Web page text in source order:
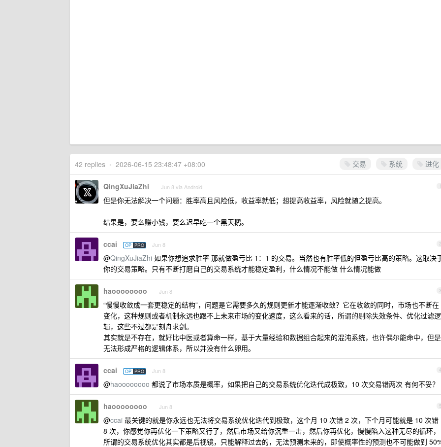
交易 系统 进化
42 replies • 2026-06-15 23:48:47 +08:00
1
QingXuJiaZhi Jun 8 via Android
但是你无法解决一个问题：胜率高且风险低，收益率就低；想提高收益率，风险就随之提高。
结果是，要么赚小钱，要么迟早吃一个黑天鹅。
2
ccai OP PRO Jun 8
@QingXuJiaZhi 如果你想追求胜率 那就做盈亏比 1：1 的交易。当然也有胜率低的但盈亏比高的策略。这取决
你的交易策略。只有不断打磨自己的交易系统才能稳定盈利，什么情况不能做 什么情况能做
3
haoooooooo Jun 8
“慢慢收敛成一套更稳定的结构”，问题是它需要多久的规则更新才能逐渐收敛？它在收敛的同时，市场也不断在
变化，这种规则或者机制永远也跟不上未来市场的变化速度，这么看来的话，所谓的剔除失效条件、优化过滤逻
辑，这些不过都是刻舟求剑。
其实就是不存在，就好比中医或者算命一样，基于大量经验和数据组合起来的混沌系统，也许偶尔能命中，但是
无法形成严格的逻辑体系，所以并没有什么卵用。
4
ccai OP PRO Jun 8
@haoooooooo 都说了市场本质是概率，如果把自己的交易系统优化迭代成极致，10 次交易错两次 有何不妥？
5
haoooooooo Jun 8
@ccai 最关键的就是你永远也无法将交易系统优化迭代到极致，这个月 10 次错 2 次，下个月可能就是 10 次错
8 次，你感觉你再优化一下策略又行了，然后市场又给你沉重一击，然后你再优化，慢慢陷入这种无尽的循环，
所谓的交易系统优化其实都是后视镜，只能解释过去的，无法预测未来的，即使概率性的预测也不可能做到